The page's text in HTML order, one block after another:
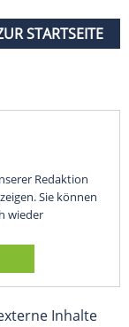
STARTSEITE
Redaktion
Sie können
wieder
Inhalte